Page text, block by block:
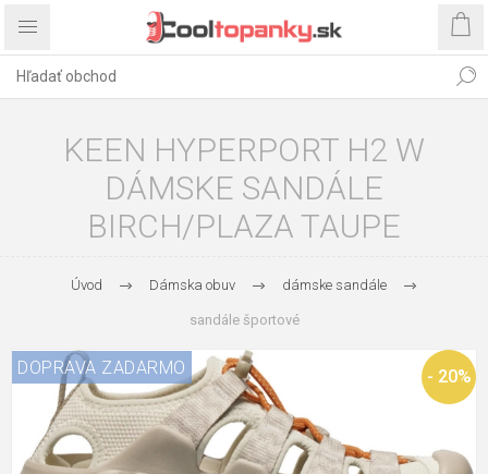
KEEN HYPERPORT H2 W
DÁMSKE SANDÁLE
BIRCH/PLAZA TAUPE
Úvod Dámska obuv dámske sandále
sandále športové
- 20%
DOPRAVA ZADARMO